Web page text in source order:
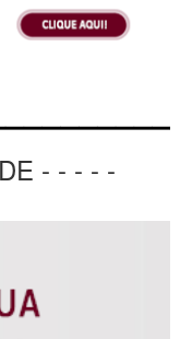
- - - - -